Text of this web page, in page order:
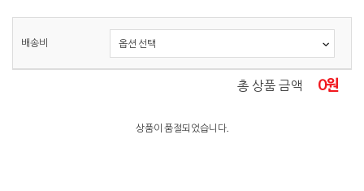
배송비
총 상품 금액 0원
상품이 품절되었습니다.